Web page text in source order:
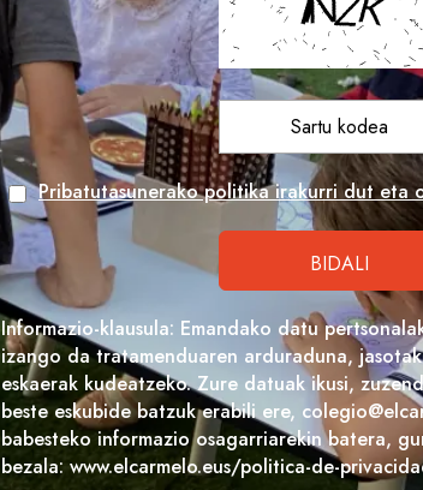
Pribatutasunerako politika irakurri dut eta
Informazio-klausula: Emandako datu
izango da tratamenduaren arduraduna,
eskaerak kudeatzeko. Zure datuak ikusi,
beste eskubide batzuk erabili ere,
babesteko informazio osagarriarekin batera,
bezala: www.elcarmelo.eus/politica-de-